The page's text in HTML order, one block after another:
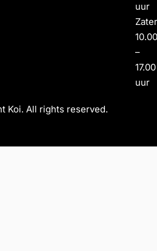
uur
–
17.00
uur
Koi. All rights reserved.